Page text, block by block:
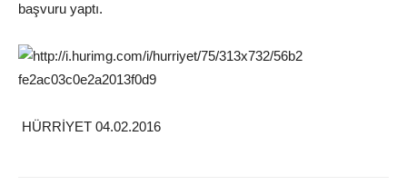
başvuru yaptı.
HÜRRİYET 04.02.2016